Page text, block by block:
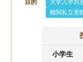
目的 大学入学共
難関私立受
小学生